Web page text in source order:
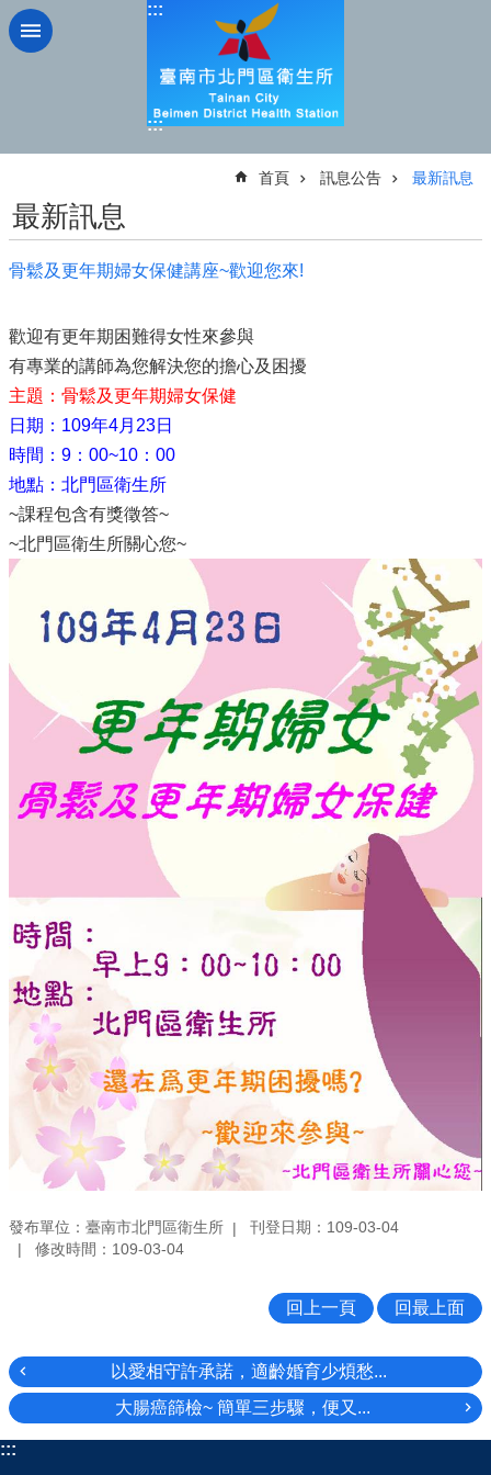
跳到主要內容區塊
:::
:::
首頁 訊息公告 最新訊息
最新訊息
骨鬆及更年期婦女保健講座~歡迎您來!
歡迎有更年期困難得女性來參與
有專業的講師為您解決您的擔心及困擾
主題：骨鬆及更年期婦女保健
日期：109年4月23日
時間：9：00~10：00
地點：北門區衛生所
~課程包含有獎徵答~
~北門區衛生所關心您~
發布單位：臺南市北門區衛生所
刊登日期：109-03-04
修改時間：109-03-04
回上一頁 回最上面
以愛相守許承諾，適齡婚育少煩愁...
大腸癌篩檢~ 簡單三步驟，便又...
:::